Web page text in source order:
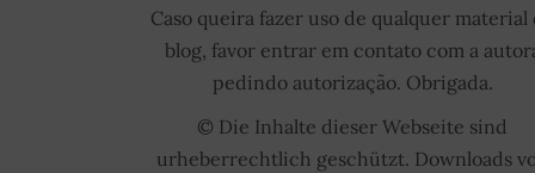
Caso queira fazer uso de qualquer material
blog, favor entrar em contato com a
pedindo autorização. Obrigada.
© Die Inhalte dieser Webseite sind
urheberrechtlich geschützt. Downloads